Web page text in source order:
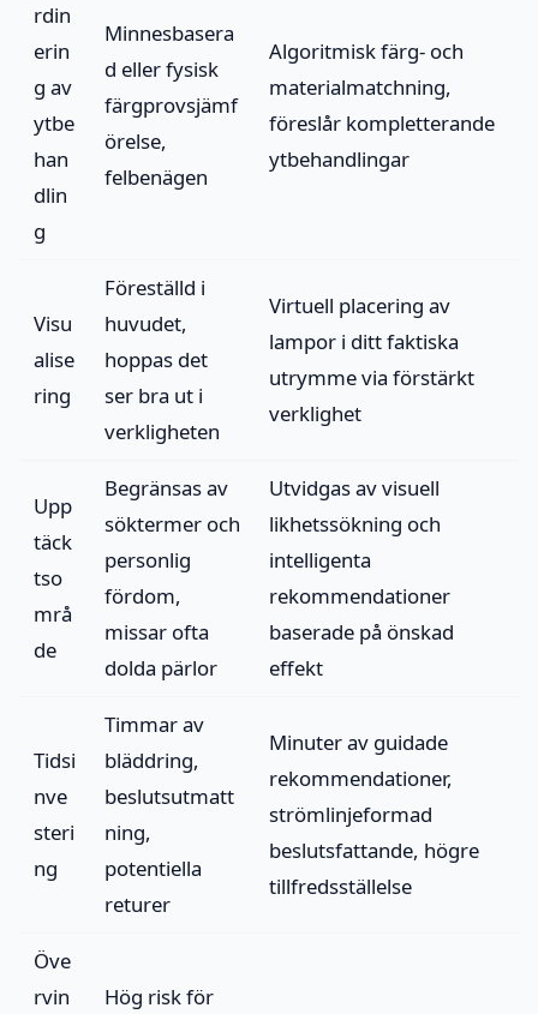
rdin
erin
g av
ytbe
han
dlin
g
Minnesbasera
d eller fysisk
färgprovsjämf
örelse,
felbenägen
Algoritmisk färg- och
materialmatchning,
föreslår kompletterande
ytbehandlingar
Visu
alise
ring
Föreställd i
huvudet,
hoppas det
ser bra ut i
verkligheten
Virtuell placering av
lampor i ditt faktiska
utrymme via förstärkt
verklighet
Upp
täck
tso
mrå
de
Begränsas av
söktermer och
personlig
fördom,
missar ofta
dolda pärlor
Utvidgas av visuell
likhetssökning och
intelligenta
rekommendationer
baserade på önskad
effekt
Tidsi
nve
steri
ng
Timmar av
bläddring,
beslutsutmatt
ning,
potentiella
returer
Minuter av guidade
rekommendationer,
strömlinjeformad
beslutsfattande, högre
tillfredsställelse
Öve
rvin
Hög risk för